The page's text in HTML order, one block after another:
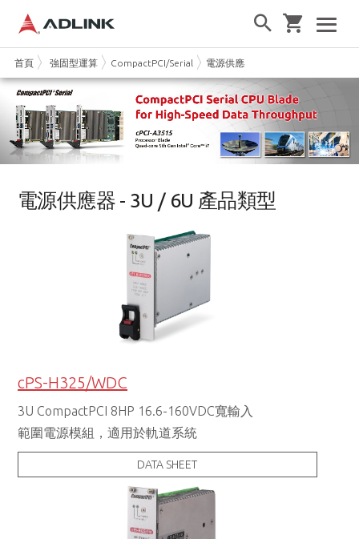
首頁 強固型運算 CompactPCI/Serial 電源供應器
電源供應器 - 3U / 6U 產品類型
cPS-H325/WDC
3U CompactPCI 8HP 16.6-160VDC寬輸入
範圍電源模組，適用於軌道系統
DATA SHEET